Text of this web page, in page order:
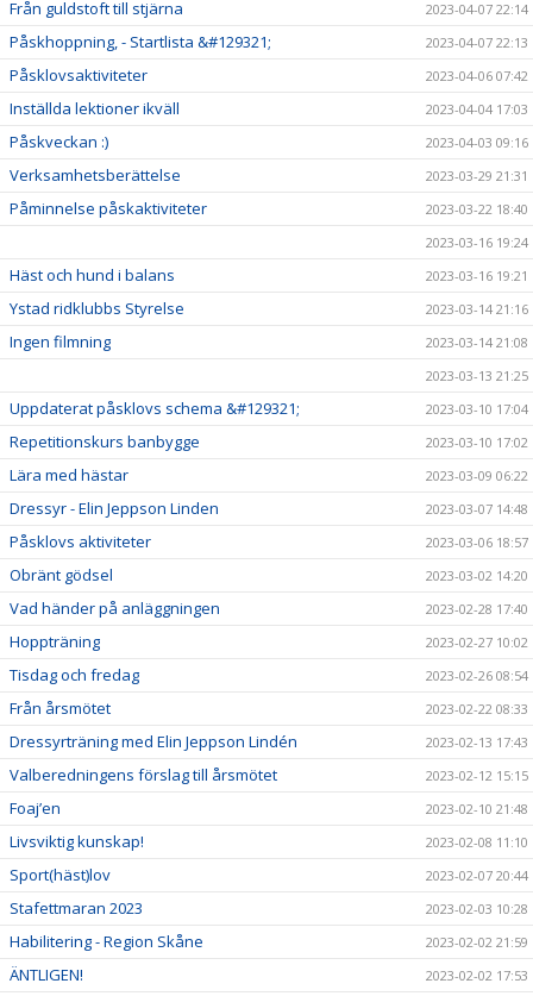
Från guldstoft till stjärna 2023-04-07 22:14
Påskhoppning, - Startlista &#129321; 2023-04-07 22:13
Påsklovsaktiviteter 2023-04-06 07:42
Inställda lektioner ikväll 2023-04-04 17:03
Påskveckan :) 2023-04-03 09:16
Verksamhetsberättelse 2023-03-29 21:31
Påminnelse påskaktiviteter
2023-03-22 18:40
2023-03-16 19:24
Häst och hund i balans 2023-03-16 19:21
Ystad ridklubbs Styrelse 2023-03-14 21:16
Ingen filmning
2023-03-14 21:08
2023-03-13 21:25
Uppdaterat påsklovs schema &#129321; 2023-03-10 17:04
Repetitionskurs banbygge 2023-03-10 17:02
Lära med hästar 2023-03-09 06:22
Dressyr - Elin Jeppson Linden 2023-03-07 14:48
Påsklovs aktiviteter 2023-03-06 18:57
Obränt gödsel 2023-03-02 14:20
Vad händer på anläggningen 2023-02-28 17:40
Hoppträning 2023-02-27 10:02
Tisdag och fredag 2023-02-26 08:54
Från årsmötet 2023-02-22 08:33
Dressyrträning med Elin Jeppson Lindén 2023-02-13 17:43
Valberedningens förslag till årsmötet 2023-02-12 15:15
Foaj’en 2023-02-10 21:48
Livsviktig kunskap! 2023-02-08 11:10
Sport(häst)lov 2023-02-07 20:44
Stafettmaran 2023 2023-02-03 10:28
Habilitering - Region Skåne 2023-02-02 21:59
ÄNTLIGEN! 2023-02-02 17:53